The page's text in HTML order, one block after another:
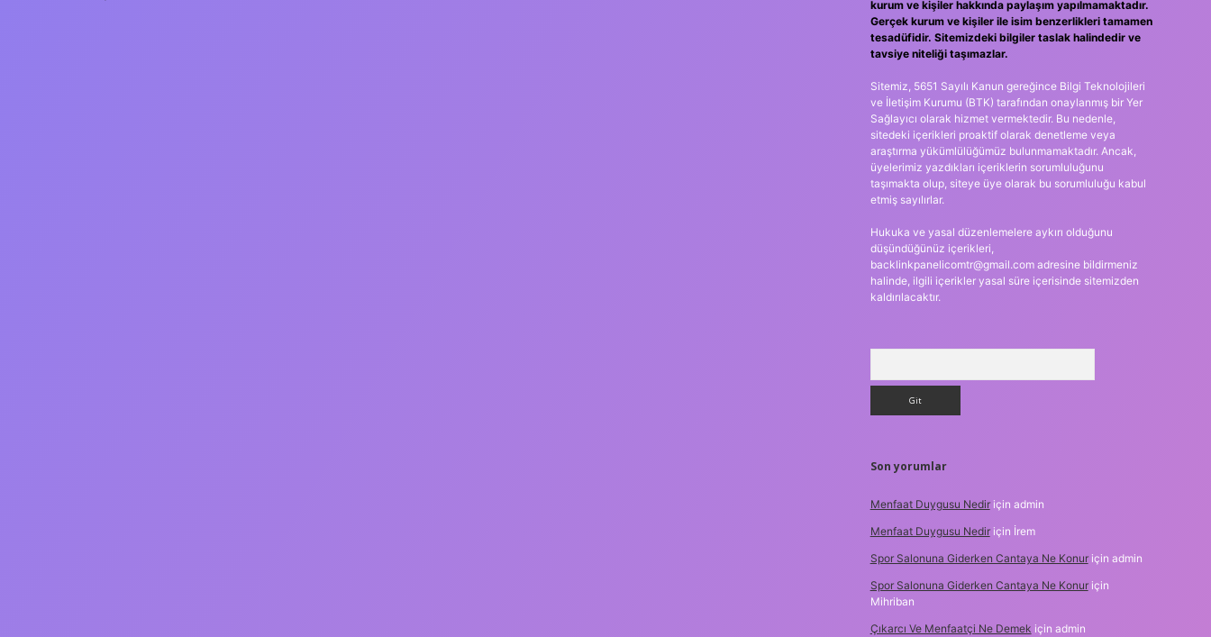
kurum ve kişiler hakkında paylaşım yapılmamaktadır.
Gerçek kurum ve kişiler ile isim benzerlikleri tamamen
tesadüfidir. Sitemizdeki bilgiler taslak halindedir ve
tavsiye niteliği taşımazlar.
Sitemiz, 5651 Sayılı Kanun gereğince Bilgi Teknolojileri
ve İletişim Kurumu (BTK) tarafından onaylanmış bir Yer
Sağlayıcı olarak hizmet vermektedir. Bu nedenle,
sitedeki içerikleri proaktif olarak denetleme veya
araştırma yükümlülüğümüz bulunmamaktadır. Ancak,
üyelerimiz yazdıkları içeriklerin sorumluluğunu
taşımakta olup, siteye üye olarak bu sorumluluğu kabul
etmiş sayılırlar.
Hukuka ve yasal düzenlemelere aykırı olduğunu
düşündüğünüz içerikleri,
backlinkpanelicomtr@gmail.comadresine bildirmeniz
halinde, ilgili içerikler yasal süre içerisinde sitemizden
kaldırılacaktır.
Son yorumlar
Menfaat Duygusu Nediriçin admin
Menfaat Duygusu Nediriçin İrem
Spor Salonuna Giderken Cantaya Ne Konuriçin admin
Spor Salonuna Giderken Cantaya Ne Konuriçin
Mihriban
Çıkarcı Ve Menfaatçi Ne Demek için admin